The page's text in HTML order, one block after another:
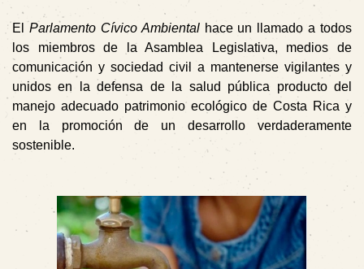
El Parlamento Cívico Ambientalhace un llamado a todos
los miembros de la Asamblea Legislativa, medios de
comunicación y sociedad civil a mantenerse vigilantes y
unidos en la defensa de la salud pública producto del
manejo adecuado patrimonio ecológico de Costa Rica y
en la promoción de un desarrollo verdaderamente
sostenible.